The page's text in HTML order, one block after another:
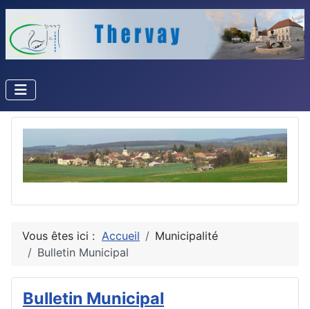
Vous êtes ici : Accueil
Municipalité
Bulletin Municipal
Bulletin Municipal